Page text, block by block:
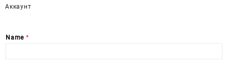
Аккаунт
Name *